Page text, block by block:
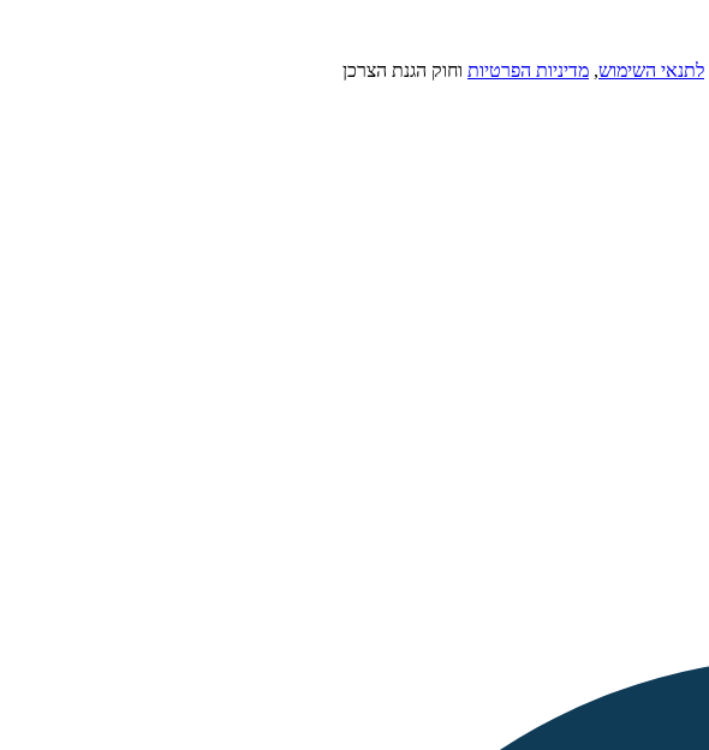
לתנאי השימוש, מדיניות הפרטיות וחוק הגנת הצרכן